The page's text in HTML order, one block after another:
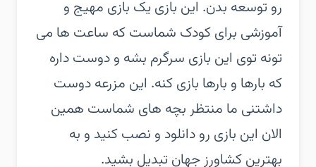
رو توسعه بدن.‏ این بازی یک بازی مهیج و
آموزشی برای کودک شماست که ساعت ها می
تونه توی این بازی سرگرم بشه و دوست داره
که بارها و بارها بازی کنه. این مزرعه دوست
داشتنی ما منتظر بچه های شماست همین
الان این بازی رو دانلود و نصب کنید و به
بهترین کشاورز جهان تبدیل بشید.